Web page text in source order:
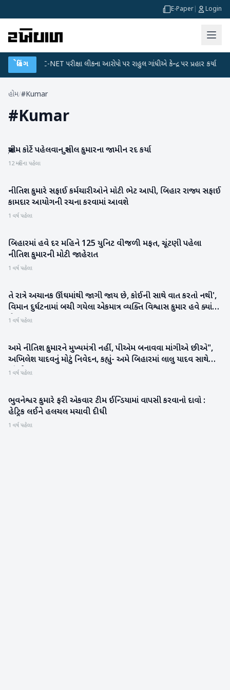
E-Paper Login
બ્રેકિંગ
● UGC-NET પરીક્ષા લીકના આરોપો પર રાહુલ ગાંધીએ કેન્દ્ર પર પ્રહાર કર્યા ●
હોમ/#Kumar
#Kumar
રમતગમત
સુપ્રીમ કોર્ટે પહેલવાન સુશીલ કુમારના જામીન રદ કર્યા
12 મહિના પહેલા
રાષ્ટ્રીય
નીતિશ કુમારે સફાઈ કર્મચારીઓને મોટી ભેટ આપી, બિહાર રાજ્ય સફાઈ
કામદાર આયોગની રચના કરવામાં આવશે
1 વર્ષ પહેલા
રાષ્ટ્રીય
બિહારમાં હવે દર મહિને 125 યુનિટ વીજળી મફત, ચૂંટણી પહેલા
નીતિશ કુમારની મોટી જાહેરાત
1 વર્ષ પહેલા
રાષ્ટ્રીય
તે રાત્રે અચાનક ઊંઘમાંથી જાગી જાય છે, કોઈની સાથે વાત કરતો નથી',
વિમાન દુર્ઘટનામાં બચી ગયેલા એકમાત્ર વ્યક્તિ વિશ્વાસ કુમાર હવે ક્યાં
છે?
1 વર્ષ પહેલા
રાષ્ટ્રીય
અમે નીતિશ કુમારને મુખ્યમંત્રી નહીં, પીએમ બનાવવા માંગીએ છીએ",
અખિલેશ યાદવનું મોટું નિવેદન, કહ્યું- અમે બિહારમાં લાલુ યાદવ સાથે
છીએ
1 વર્ષ પહેલા
રમતગમત
ભુવનેશ્વર કુમારે ફરી એકવાર ટીમ ઈન્ડિયામાં વાપસી કરવાનો દાવો :
હેટ્રિક લઈને હલચલ મચાવી દીધી
1 વર્ષ પહેલા